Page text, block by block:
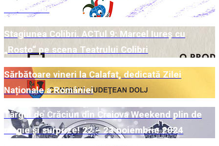
de Crăciun
Stagiunea Colibri. ACTul 9: Marcel Iureș cu
„Rosto“ pe scena Teatrului Colibri
Sărbătoare vineri la Calafat, dedicată Zilei
Naționale a României
Târgul de Crăciun din Craiova Weekend plin de
magie și surprize! 22 – 23 noiembrie 2024